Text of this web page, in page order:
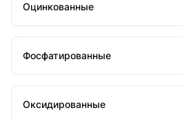
Оцинкованные
Фосфатированные
Оксидированные